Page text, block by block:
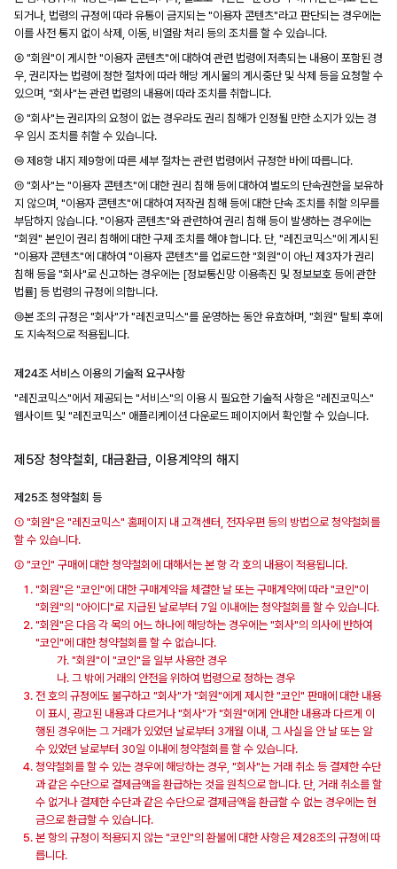
되거나, 법령의 규정에 따라 유통이 금지되는 "이용자 콘텐츠"라고 판단되는 경우에는
이를 사전 통지 없이 삭제, 이동, 비열람 처리 등의 조치를 할 수 있습니다.
⑧ "회원"이 게시한 "이용자 콘텐츠"에 대하여 관련 법령에 저촉되는 내용이 포함된 경
우, 권리자는 법령에 정한 절차에 따라 해당 게시물의 게시중단 및 삭제 등을 요청할 수
있으며, "회사"는 관련 법령의 내용에 따라 조치를 취합니다.
⑨ "회사"는 권리자의 요청이 없는 경우라도 권리 침해가 인정될 만한 소지가 있는 경
우 임시 조치를 취할 수 있습니다.
⑩ 제8항 내지 제9항에 따른 세부 절차는 관련 법령에서 규정한 바에 따릅니다.
⑪ "회사"는 "이용자 콘텐츠"에 대한 권리 침해 등에 대하여 별도의 단속권한을 보유하
지 않으며, "이용자 콘텐츠"에 대하여 저작권 침해 등에 대한 단속 조치를 취할 의무를
부담하지 않습니다. "이용자 콘텐츠"와 관련하여 권리 침해 등이 발생하는 경우에는
"회원" 본인이 권리 침해에 대한 구제 조치를 해야 합니다. 단, "레진코믹스"에 게시된
"이용자 콘텐츠"에 대하여 "이용자 콘텐츠"를 업로드한 "회원"이 아닌 제3자가 권리
침해 등을 "회사"로 신고하는 경우에는 [정보통신망 이용촉진 및 정보보호 등에 관한
법률] 등 법령의 규정에 의합니다.
⑫본 조의 규정은 "회사"가 "레진코믹스"를 운영하는 동안 유효하며, "회원" 탈퇴 후에
도 지속적으로 적용됩니다.
제24조 서비스 이용의 기술적 요구사항
"레진코믹스"에서 제공되는 "서비스"의 이용 시 필요한 기술적 사항은 "레진코믹스"
웹사이트 및 "레진코믹스" 애플리케이션 다운로드 페이지에서 확인할 수 있습니다.
제5장 청약철회, 대금환급, 이용계약의 해지
제25조 청약철회 등
① "회원"은 "레진코믹스" 홈페이지 내 고객센터, 전자우편 등의 방법으로 청약철회를
할 수 있습니다.
② "코인" 구매에 대한 청약철회에 대해서는 본 항 각 호의 내용이 적용됩니다.
"회원"은 "코인"에 대한 구매계약을 체결한 날 또는 구매계약에 따라 "코인"이
"회원"의 "아이디"로 지급된 날로부터 7일 이내에는 청약철회를 할 수 있습니다.
"회원"은 다음 각 목의 어느 하나에 해당하는 경우에는 "회사"의 의사에 반하여
"코인"에 대한 청약철회를 할 수 없습니다.
가. "회원"이 "코인"을 일부 사용한 경우
나. 그 밖에 거래의 안전을 위하여 법령으로 정하는 경우
전 호의 규정에도 불구하고 "회사"가 "회원"에게 제시한 "코인" 판매에 대한 내용
이 표시, 광고된 내용과 다르거나 "회사"가 "회원"에게 안내한 내용과 다르게 이
행된 경우에는 그 거래가 있었던 날로부터 3개월 이내, 그 사실을 안 날 또는 알
수 있었던 날로부터 30일 이내에 청약철회를 할 수 있습니다.
청약철회를 할 수 있는 경우에 해당하는 경우, "회사"는 거래 취소 등 결제한 수단
과 같은 수단으로 결제금액을 환급하는 것을 원칙으로 합니다. 단, 거래 취소를 할
수 없거나 결제한 수단과 같은 수단으로 결제금액을 환급할 수 없는 경우에는 현
금으로 환급할 수 있습니다.
본 항의 규정이 적용되지 않는 "코인"의 환불에 대한 사항은 제28조의 규정에 따
릅니다.